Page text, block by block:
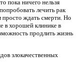
пока ничего нельзя
лечить рак
ждать смерти. Но
в хорошей клинике в
продлить жизнь
злокачественных